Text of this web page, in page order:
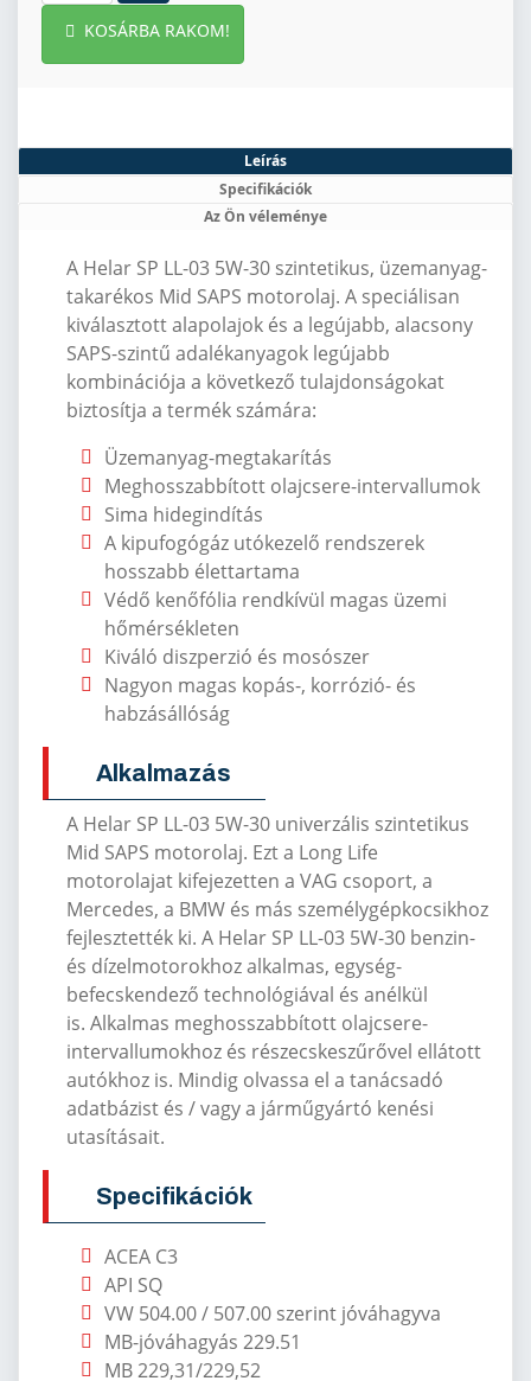
KOSÁRBA RAKOM!
Leírás
Specifikációk
Az Ön véleménye
A Helar SP LL-03 5W-30 szintetikus, üzemanyag-
takarékos Mid SAPS motorolaj. A speciálisan
kiválasztott alapolajok és a legújabb, alacsony
SAPS-szintű adalékanyagok legújabb
kombinációja a következő tulajdonságokat
biztosítja a termék számára:
Üzemanyag-megtakarítás
Meghosszabbított olajcsere-intervallumok
Sima hidegindítás
A kipufogógáz utókezelő rendszerek
hosszabb élettartama
Védő kenőfólia rendkívül magas üzemi
hőmérsékleten
Kiváló diszperzió és mosószer
Nagyon magas kopás-, korrózió- és
habzásállóság
Alkalmazás
A Helar SP LL-03 5W-30 univerzális szintetikus
Mid SAPS motorolaj. Ezt a Long Life
motorolajat kifejezetten a VAG csoport, a
Mercedes, a BMW és más személygépkocsikhoz
fejlesztették ki. A Helar SP LL-03 5W-30 benzin-
és dízelmotorokhoz alkalmas, egység-
befecskendező technológiával és anélkül
is. Alkalmas meghosszabbított olajcsere-
intervallumokhoz és részecskeszűrővel ellátott
autókhoz is. Mindig olvassa el a tanácsadó
adatbázist és / vagy a járműgyártó kenési
utasításait.
Specifikációk
ACEA C3
API SQ
VW 504.00 / 507.00 szerint jóváhagyva
MB-jóváhagyás 229.51
MB 229,31/229,52